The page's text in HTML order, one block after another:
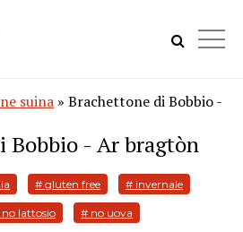
suina » Brachettone di Bobbio -
Bobbio - Ar bragtòn
# gluten free # invernale
lattosio # no uova